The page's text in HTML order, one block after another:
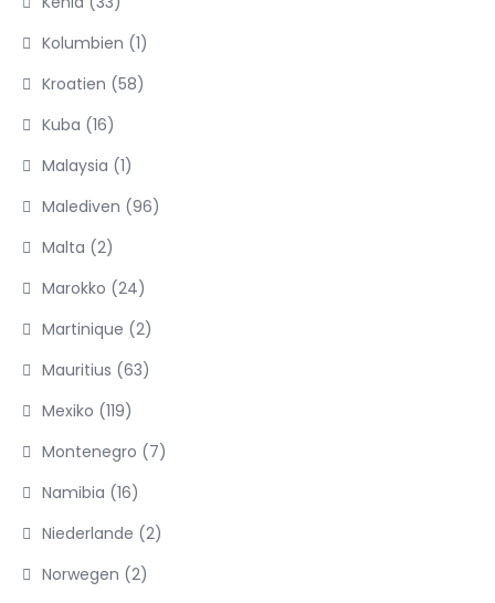
Kolumbien (1)
Kroatien (58)
Kuba (16)
Malaysia (1)
Malediven (96)
Malta (2)
Marokko (24)
Martinique (2)
Mauritius (63)
Mexiko (119)
Montenegro (7)
Namibia (16)
Niederlande (2)
Norwegen (2)